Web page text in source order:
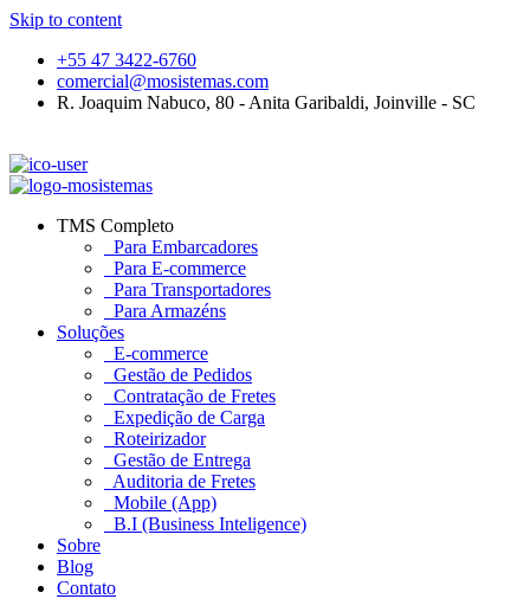
Skip to content
+55 47 3422-6760
comercial@mosistemas.com
R. Joaquim Nabuco, 80 - Anita Garibaldi, Joinville - SC
TMS Completo
Para Embarcadores
Para E-commerce
Para Transportadores
Para Armazéns
Soluções
E-commerce
Gestão de Pedidos
Contratação de Fretes
Expedição de Carga
Roteirizador
Gestão de Entrega
Auditoria de Fretes
Mobile (App)
B.I (Business Inteligence)
Sobre
Blog
Contato